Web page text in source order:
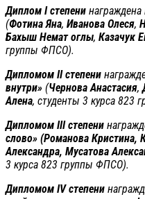
Диплом Iстепени
(Фотина Яна, Иванова Олеся,
Бахыш Немат оглы, Казачук
группы ФПСО).
Дипломом IIстепени
внутри» (Чернова Анастасия,
Алена, студенты 3 курса 823
Дипломом IIIстепени
слово» (Романова Кристина,
Александра, Мусатова
3 курса 823 группы ФПСО).
Дипломом IVстепени